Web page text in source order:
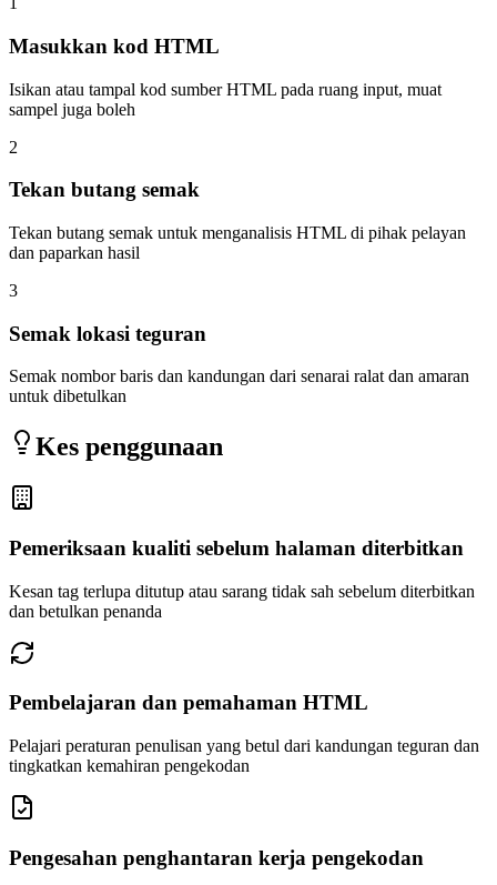
Masukkan kod HTML
Isikan atau tampal kod sumber HTML pada ruang input, muat
sampel juga boleh
2
Tekan butang semak
Tekan butang semak untuk menganalisis HTML di pihak pelayan
dan paparkan hasil
3
Semak lokasi teguran
Semak nombor baris dan kandungan dari senarai ralat dan amaran
untuk dibetulkan
Kes penggunaan
Pemeriksaan kualiti sebelum halaman diterbitkan
Kesan tag terlupa ditutup atau sarang tidak sah sebelum diterbitkan
dan betulkan penanda
Pembelajaran dan pemahaman HTML
Pelajari peraturan penulisan yang betul dari kandungan teguran dan
tingkatkan kemahiran pengekodan
Pengesahan penghantaran kerja pengekodan